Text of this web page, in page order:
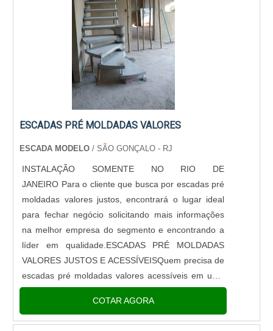
ESCADAS PRÉ MOLDADAS VALORES
ESCADA MODELO/ SÃO GONÇALO - RJ
INSTALAÇÃO SOMENTE NO RIO DE
JANEIRO Para o cliente que busca por escadas pré
moldadas valores justos, encontrará o lugar ideal
para fechar negócio solicitando mais informações
na melhor empresa do segmento e encontrando a
líder em qualidade.ESCADAS PRÉ MOLDADAS
VALORES JUSTOS E ACESSÍVEISQuem precisa de
escadas pré moldadas valores acessíveis em uma
empresa altamente qualificada, consegue encontrar
o site da Escada Pré Moldada Modelo. ...
COTAR AGORA